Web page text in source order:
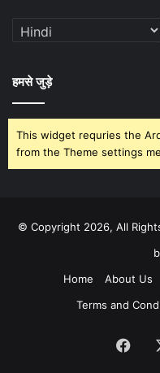
हमसे जुड़े
This widget requries the
from the Theme settings
© Copyright 2026, All
Home
About Us
Terms and